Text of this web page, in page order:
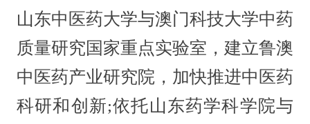
山东中医药大学与澳门科技大学中药
质量研究国家重点实验室，建立鲁澳
中医药产业研究院，加快推进中医药
科研和创新;依托山东药学科学院与